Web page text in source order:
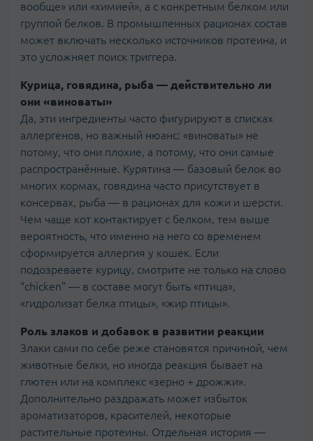
вообще» или «химией», а с конкретным белком или
группой белков. В промышленных рационах состав
может включать несколько источников протеина, и
это усложняет поиск триггера.
Курица, говядина, рыба — действительно ли
они «виноваты»
Да, эти ингредиенты часто фигурируют в списках
аллергенов, но важный нюанс: «виноваты» не
потому, что они плохие, а потому, что они самые
распространённые. Курятина — базовый белок во
многих кормах, говядина часто присутствует в
консервах, рыба — в рационах для кожи и шерсти.
Чем чаще кот контактирует с белком, тем выше
вероятность, что именно на него со временем
сформируется аллергия у кошек. Если
подозреваете курицу, смотрите не только на слово
“chicken” — в составе могут быть «птица»,
«гидролизат белка птицы», «жир птицы».
Роль злаков и добавок в развитии реакции
Злаки сами по себе реже становятся причиной, чем
животные белки, но иногда реакция бывает на
глютен или на комплекс «зерно + дрожжи».
Дополнительно раздражать может избыток
ароматизаторов, красителей, некоторые
растительные протеины. Отдельная история —